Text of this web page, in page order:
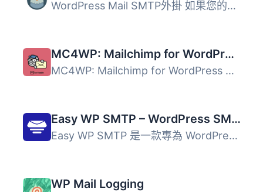
WordPress Mail SMTP外掛 如果您的WordPress網站無法正確發送...
MC4WP: Mailchimp for WordPress
MC4WP: Mailchimp for WordPress 外掛讓網站訪客輕鬆訂閱電子...
Easy WP SMTP – WordPress SMTP and Email Logs: Gmail SMTP, Office 365, Outlook, Custom SMTP, and more
Easy WP SMTP 是一款專為 WordPress 設計的外掛，旨在解決郵...
WP Mail Logging